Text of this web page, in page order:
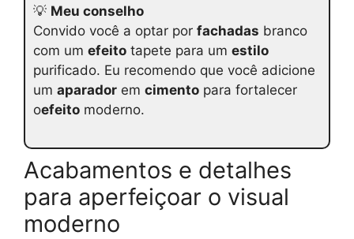
💡 Meu conselho
Convido você a optar por fachadas branco
com um efeito tapete para um estilo
purificado. Eu recomendo que você adicione
um aparador em cimento para fortalecer
oefeito moderno.
Acabamentos e detalhes
para aperfeiçoar o visual
moderno